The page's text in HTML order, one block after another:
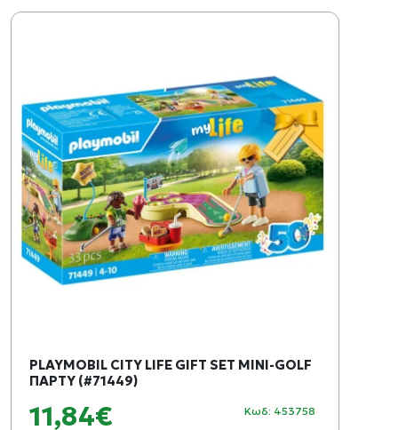
PLAYMOBIL CITY LIFE GIFT SET MINI-GOLF
ΠΑΡΤΥ (#71449)
11,84€ Κωδ: 453758